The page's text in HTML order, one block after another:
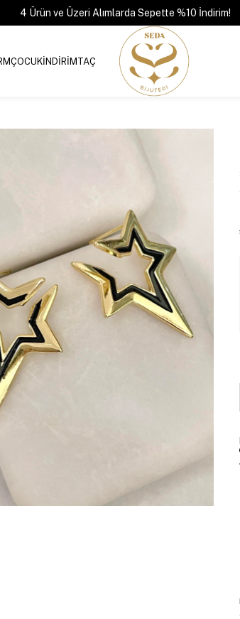
4 Ürün ve Üzeri Alımlarda Sepette %10 İndirim!
ÇOCUKİNDİRİMTAÇ